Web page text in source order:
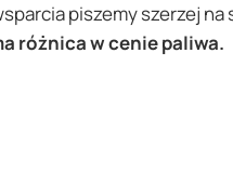
piszemy szerzej
różnica w cenie paliwa.